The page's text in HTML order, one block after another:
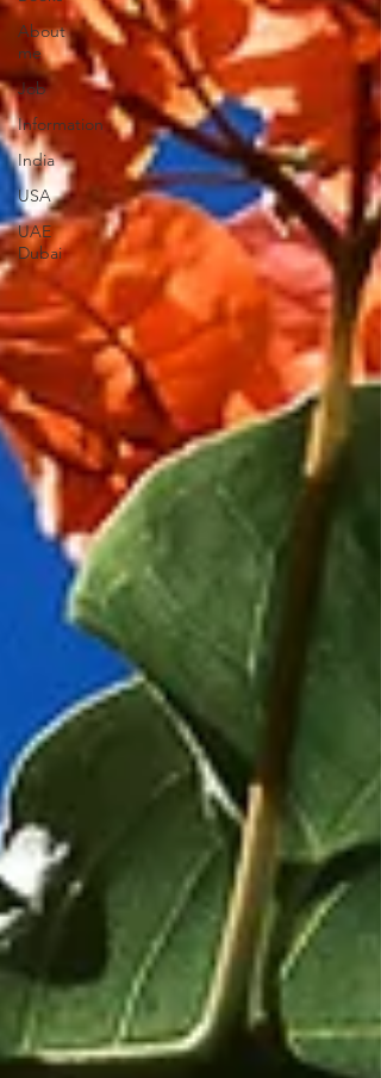
About
me
Job
Information
India
USA
UAE
Dubai